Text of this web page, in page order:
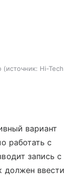
источник: Hi-Tech
вариант
работать с
запись с
должен ввести